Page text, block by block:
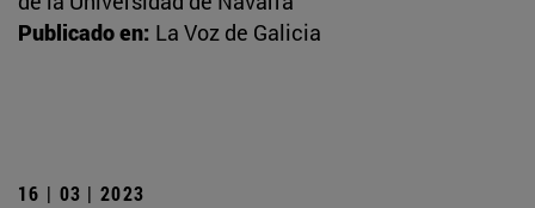
Publicado en: La Voz de Galicia
16 | 03 | 2023